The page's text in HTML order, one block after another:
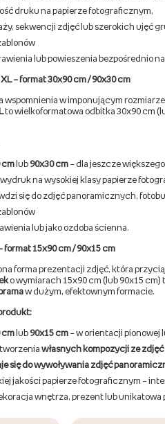
druku na papierze fotograficznym,
sekwencji zdjęć lub szerokich ujęć
lub powieszenia bezpośrednio
– format 30x90 cm / 90x30 cm
wspomnienia w imponującym
to wielkoformatowa odbitka 30x90 cm
cm lub90x30 cm – dla jeszcze
na wysokiej klasy papierze
się do zdjęć panoramicznych,
lub jako ozdoba ścienna.
format 15x90 cm / 90x15 cm
forma prezentacji zdjęć, która
o wymiarach 15x90 cm (lub 90x15
w dużym, efektownym formacie.
cm lub90x15 cm – w orientacji pionowej
własnych kompozycji ze zdjęć
się do wywoływania zdjęć
jakości papierze fotograficznym –
wnętrza, prezent lub unikatowa